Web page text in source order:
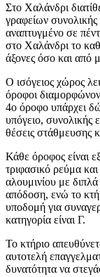
Στο Χαλάνδρι
γραφείων
αναπτυγμένο σε
στο Χαλάνδρι το
άξονες όσο και από
Ο ισόγειος χώρος
όροφοι
4ο όροφο υπάρχει
υπόγειο, συνολικής
θέσεις στάθμευσης
Κάθε όροφος είναι
τριφασικό ρεύμα
αλουμινίου με
απόδοση, ενώ το
υποδομή για
κατηγορία είναι Γ.
Το κτήριο
αυτοτελή
δυνατότητα να